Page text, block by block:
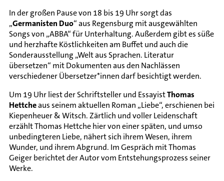
In der großen Pause von 18 bis 19 Uhr sorgt das
„Germanisten Duo“ aus Regensburg mit ausgewählten
Songs von „ABBA“ für Unterhaltung. Außerdem gibt es süße
und herzhafte Köstlichkeiten am Buffet und auch die
Sonderausstellung „Welt aus Sprachen. Literatur
übersetzen“ mit Dokumenten aus den Nachlässen
verschiedener Übersetzer*innen darf besichtigt werden.
Um 19 Uhr liest der Schriftsteller und EssayistThomas
Hettcheaus seinem aktuellen Roman „Liebe“, erschienen bei
Kiepenheuer & Witsch. Zärtlich und voller Leidenschaft
erzählt Thomas Hettche hier von einer späten, und umso
unbedingteren Liebe, nähert sich ihrem Wesen, ihrem
Wunder, und ihrem Abgrund. Im Gespräch mit Thomas
Geiger berichtet der Autor vom Entstehungsprozess seiner
Werke.